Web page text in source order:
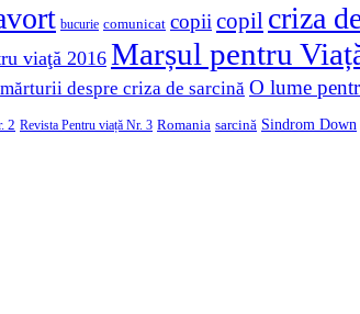
bucurie comunicat copii copil criza
viaţă 2016Marșul pentru
mărturii despre criza de sarcină O lume
2 Revista Pentru viață Nr. 3 Romania sarcină Sindrom Down